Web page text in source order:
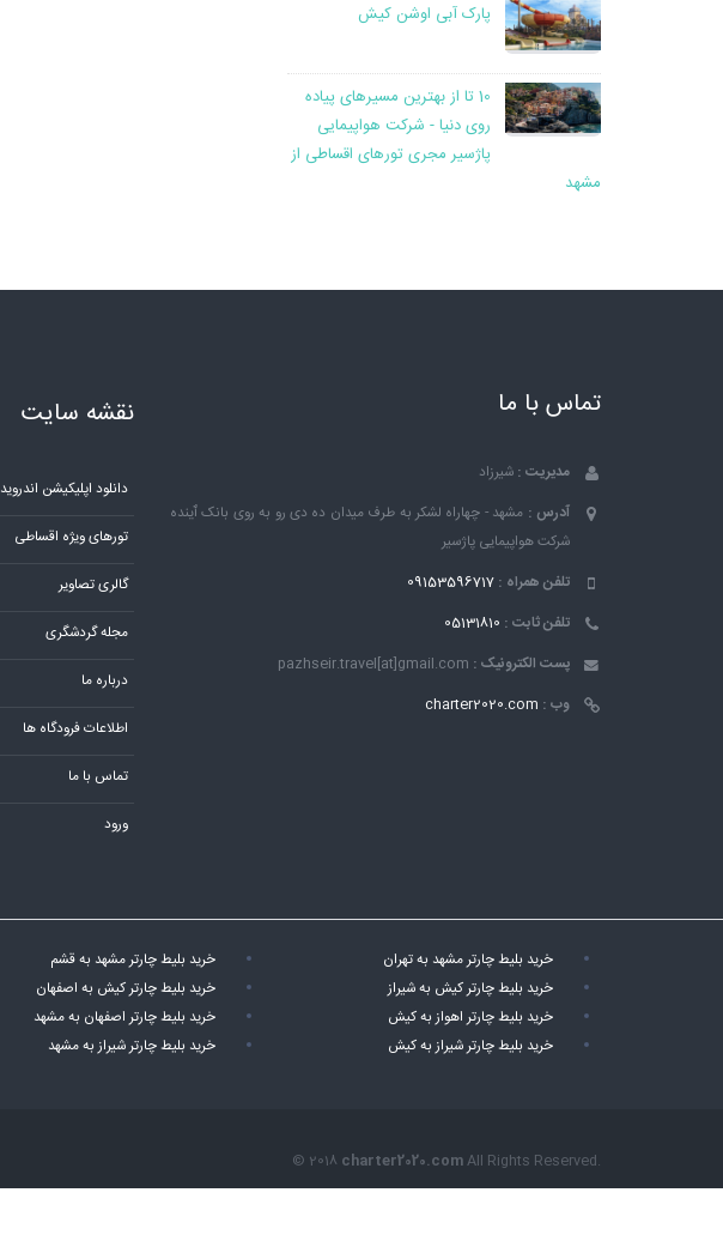
پارک آبی اوشن کیش
10 تا از بهترین مسیرهای پیاده
روی دنیا - شرکت هواپیمایی
پاژسیر مجری تورهای اقساطی از
مشهد
تماس با ما
مدیریت : شیرزاد
آدرس : مشهد - چهاراه لشکر به طرف میدان ده دی رو به روی بانک ٱینده
شرکت هواپیمایی پاژسیر
تلفن همراه : 09153596717
تلفن ثابت : 05131810
پست الکترونیک : pazhseir.travel[at]gmail.com
وب : charter2020.com
نقشه سایت
دانلود اپلیکیشن اندروید
تورهای ویژه اقساطی
گالری تصاویر
مجله گردشگری
درباره ما
اطلاعات فرودگاه ها
تماس با ما
ورود
خرید بلیط چارتر مشهد به تهران خرید بلیط چارتر مشهد به قشم
خرید بلیط چارتر کیش به شیراز
خرید بلیط چارتر کیش به اصفهان
خرید بلیط چارتر اهواز به کیش
خرید بلیط چارتر اصفهان به مشهد
خرید بلیط چارتر شیراز به کیش
خرید بلیط چارتر شیراز به مشهد
© 2018 charter2020.comAll Rights Reserved.